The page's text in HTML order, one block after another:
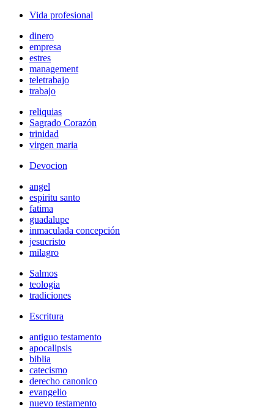
Vida profesional
dinero
empresa
estres
management
teletrabajo
trabajo
reliquias
Sagrado Corazón
trinidad
virgen maria
Devocion
angel
espiritu santo
fatima
guadalupe
inmaculada concepción
jesucristo
milagro
Salmos
teologia
tradiciones
Escritura
antiguo testamento
apocalipsis
biblia
catecismo
derecho canonico
evangelio
nuevo testamento